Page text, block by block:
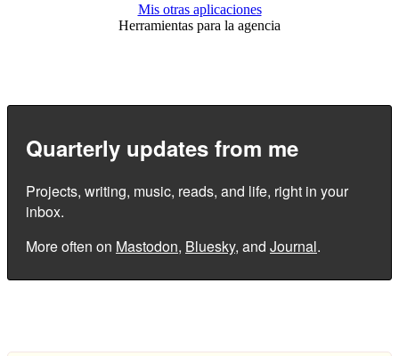
Mis otras aplicaciones
Herramientas para la agencia
Quarterly updates from me
Projects, writing, music, reads, and life, right in your
inbox.
More often on Mastodon, Bluesky, and Journal.